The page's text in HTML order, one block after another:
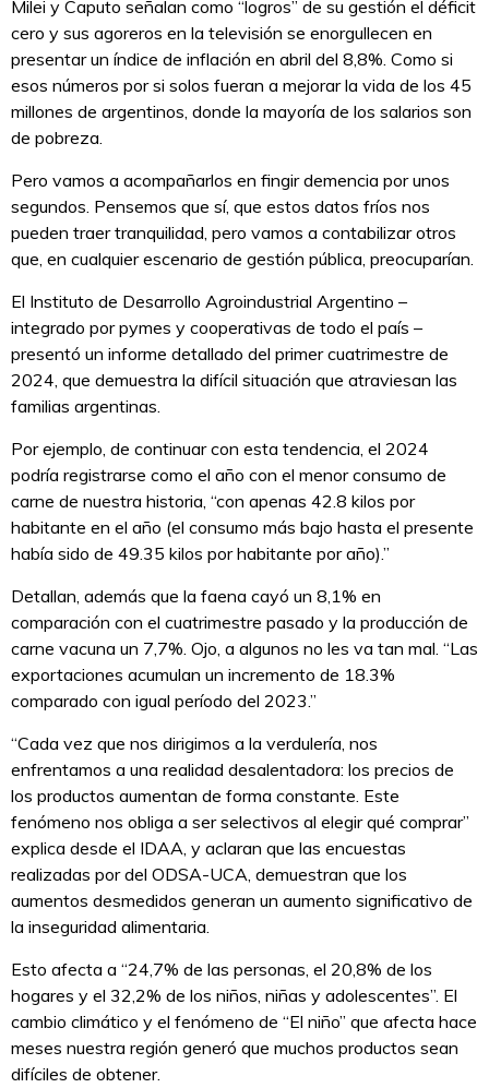
Milei y Caputo señalan como “logros” de su gestión el déficit
cero y sus agoreros en la televisión se enorgullecen en
presentar un índice de inflación en abril del 8,8%. Como si
esos números por si solos fueran a mejorar la vida de los 45
millones de argentinos, donde la mayoría de los salarios son
de pobreza.
Pero vamos a acompañarlos en fingir demencia por unos
segundos. Pensemos que sí, que estos datos fríos nos
pueden traer tranquilidad, pero vamos a contabilizar otros
que, en cualquier escenario de gestión pública, preocuparían.
El Instituto de Desarrollo Agroindustrial Argentino –
integrado por pymes y cooperativas de todo el país –
presentó un informe detallado del primer cuatrimestre de
2024, que demuestra la difícil situación que atraviesan las
familias argentinas.
Por ejemplo, de continuar con esta tendencia, el 2024
podría registrarse como el año con el menor consumo de
carne de nuestra historia, “con apenas 42.8 kilos por
habitante en el año (el consumo más bajo hasta el presente
había sido de 49.35 kilos por habitante por año).”
Detallan, además que la faena cayó un 8,1% en
comparación con el cuatrimestre pasado y la producción de
carne vacuna un 7,7%. Ojo, a algunos no les va tan mal. “Las
exportaciones acumulan un incremento de 18.3%
comparado con igual período del 2023.”
“Cada vez que nos dirigimos a la verdulería, nos
enfrentamos a una realidad desalentadora: los precios de
los productos aumentan de forma constante. Este
fenómeno nos obliga a ser selectivos al elegir qué comprar”
explica desde el IDAA, y aclaran que las encuestas
realizadas por del ODSA-UCA, demuestran que los
aumentos desmedidos generan un aumento significativo de
la inseguridad alimentaria.
Esto afecta a “24,7% de las personas, el 20,8% de los
hogares y el 32,2% de los niños, niñas y adolescentes”. El
cambio climático y el fenómeno de “El niño” que afecta hace
meses nuestra región generó que muchos productos sean
difíciles de obtener.